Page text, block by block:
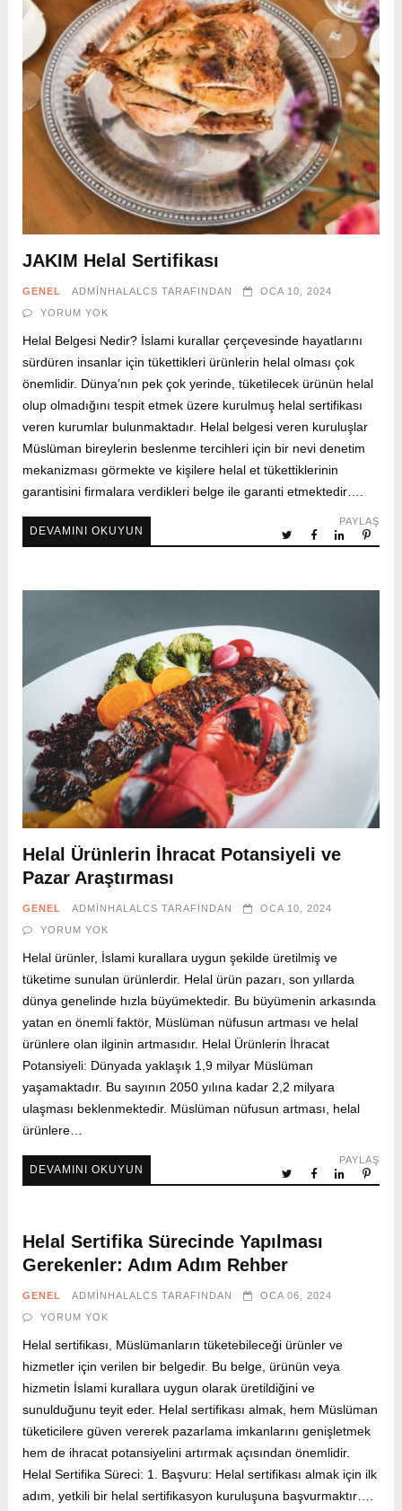
JAKIM Helal Sertifikası
GENEL ADMINHALALCS TARAFINDAN
OCA 10, 2024
YORUM YOK
Helal Belgesi Nedir? İslami kurallar çerçevesinde hayatlarını
sürdüren insanlar için tükettikleri ürünlerin helal olması çok
önemlidir. Dünya’nın pek çok yerinde, tüketilecek ürünün helal
olup olmadığını tespit etmek üzere kurulmuş helal sertifikası
veren kurumlar bulunmaktadır. Helal belgesi veren kuruluşlar
Müslüman bireylerin beslenme tercihleri için bir nevi denetim
mekanizması görmekte ve kişilere helal et tükettiklerinin
garantisini firmalara verdikleri belge ile garanti etmektedir….
DEVAMINI OKUYUN
PAYLAŞ
Helal Ürünlerin İhracat Potansiyeli ve
Pazar Araştırması
GENEL ADMINHALALCS TARAFINDAN
OCA 10, 2024
YORUM YOK
Helal ürünler, İslami kurallara uygun şekilde üretilmiş ve
tüketime sunulan ürünlerdir. Helal ürün pazarı, son yıllarda
dünya genelinde hızla büyümektedir. Bu büyümenin arkasında
yatan en önemli faktör, Müslüman nüfusun artması ve helal
ürünlere olan ilginin artmasıdır. Helal Ürünlerin İhracat
Potansiyeli: Dünyada yaklaşık 1,9 milyar Müslüman
yaşamaktadır. Bu sayının 2050 yılına kadar 2,2 milyara
ulaşması beklenmektedir. Müslüman nüfusun artması, helal
ürünlere…
DEVAMINI OKUYUN
PAYLAŞ
Helal Sertifika Sürecinde Yapılması
Gerekenler: Adım Adım Rehber
GENEL ADMINHALALCS TARAFINDAN
OCA 06, 2024
YORUM YOK
Helal sertifikası, Müslümanların tüketebileceği ürünler ve
hizmetler için verilen bir belgedir. Bu belge, ürünün veya
hizmetin İslami kurallara uygun olarak üretildiğini ve
sunulduğunu teyit eder. Helal sertifikası almak, hem Müslüman
tüketicilere güven vererek pazarlama imkanlarını genişletmek
hem de ihracat potansiyelini artırmak açısından önemlidir.
Helal Sertifika Süreci: 1. Başvuru: Helal sertifikası almak için ilk
adım, yetkili bir helal sertifikasyon kuruluşuna başvurmaktır….